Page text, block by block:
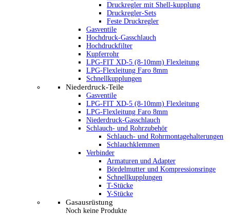
Druckregler mit Shell-kupplung
Druckregler-Sets
Feste Druckregler
Gasventile
Hochdruck-Gasschlauch
Hochdruckfilter
Kupferrohr
LPG-FIT XD-5 (8-10mm) Flexleitung
LPG-Flexleitung Faro 8mm
Schnellkupplungen
Niederdruck-Teile
Gasventile
LPG-FIT XD-5 (8-10mm) Flexleitung
LPG-Flexleitung Faro 8mm
Niederdruck-Gasschlauch
Schlauch- und Rohrzubehör
Schlauch- und Rohrmontagehalterungen
Schlauchklemmen
Verbinder
Armaturen und Adapter
Bördelmutter und Kompressionsringe
Schnellkupplungen
T-Stücke
Y-Stücke
Gasausrüstung
Noch keine Produkte